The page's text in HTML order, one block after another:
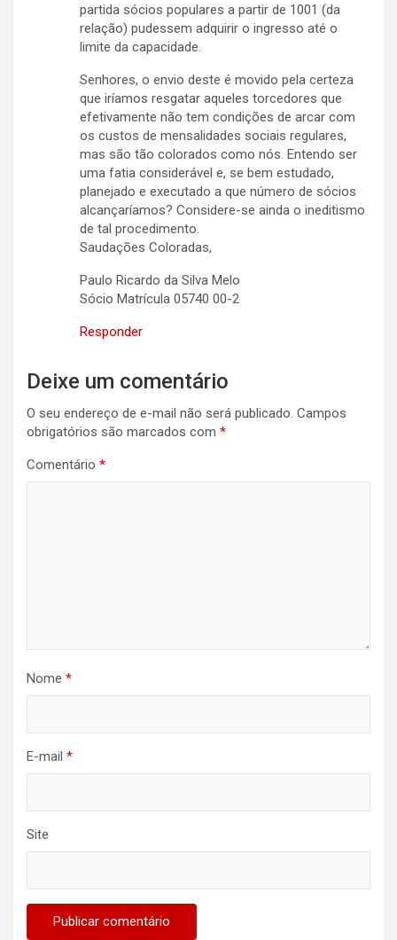
partida sócios populares a partir de 1001 (da
relação) pudessem adquirir o ingresso até o
limite da capacidade.
Senhores, o envio deste é movido pela certeza
que iríamos resgatar aqueles torcedores que
efetivamente não tem condições de arcar com
os custos de mensalidades sociais regulares,
mas são tão colorados como nós. Entendo ser
uma fatia considerável e, se bem estudado,
planejado e executado a que número de sócios
alcançaríamos? Considere-se ainda o ineditismo
de tal procedimento.
Saudações Coloradas,
Paulo Ricardo da Silva Melo
Sócio Matrícula 05740 00-2
Responder
Deixe um comentário
O seu endereço de e-mail não será publicado. Campos
obrigatórios são marcados com *
Comentário *
Nome *
E-mail *
Site